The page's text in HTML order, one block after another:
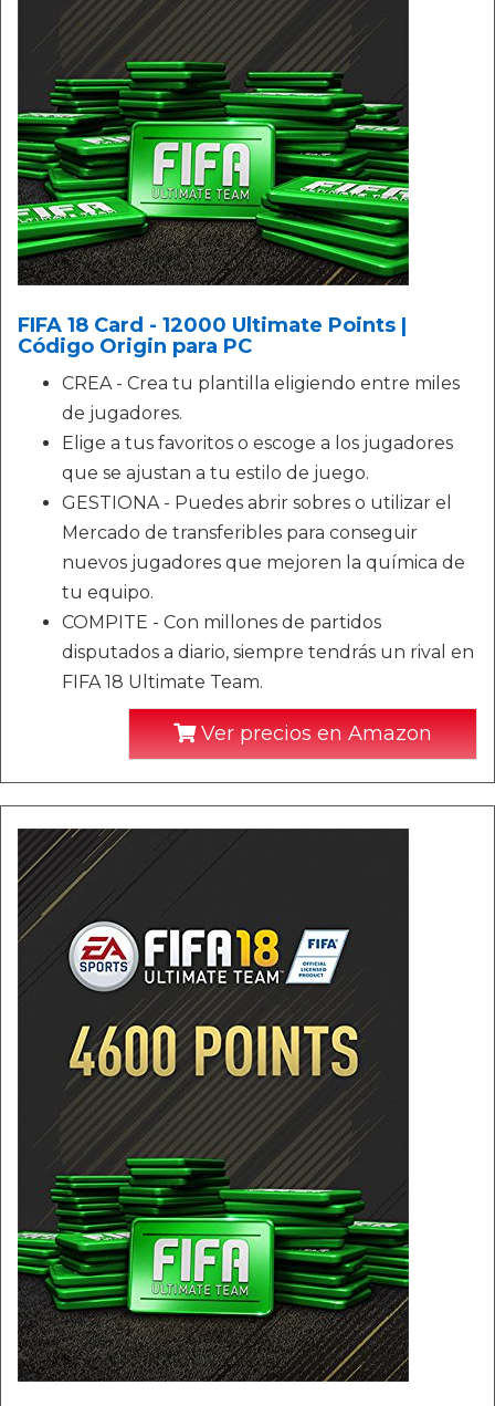
FIFA 18 Card - 12000 Ultimate Points |
Código Origin para PC
CREA - Crea tu plantilla eligiendo entre miles
de jugadores.
Elige a tus favoritos o escoge a los jugadores
que se ajustan a tu estilo de juego.
GESTIONA - Puedes abrir sobres o utilizar el
Mercado de transferibles para conseguir
nuevos jugadores que mejoren la química de
tu equipo.
COMPITE - Con millones de partidos
disputados a diario, siempre tendrás un rival en
FIFA 18 Ultimate Team.
Ver precios en Amazon